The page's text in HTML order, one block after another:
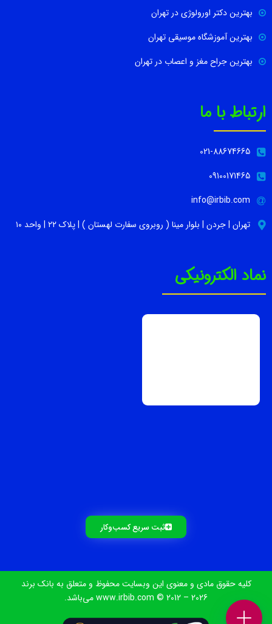
بهترین دکتر اورولوژی در تهران
بهترین آموزشگاه موسیقی تهران
بهترین جراح مغز و اعصاب در تهران
ارتباط با ما
021-88674665
09100171465
info@irbib.com
تهران | جردن | بلوار مینا ( روبروی سفارت لهستان ) | پلاک ۲۲ | واحد ۱۰
نماد الکترونیکی
ثبت سریع کسب‌و‌کار
کلیه حقوق مادی و معنوی این وبسایت محفوظ و متعلق به بانک برند
www.irbib.com © 2012 – 2026 می‌باشد.